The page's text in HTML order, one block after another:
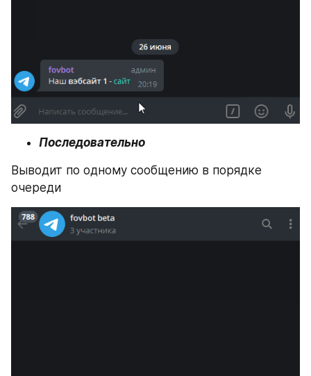
Последовательно
Выводит по одному сообщению в порядке
очереди